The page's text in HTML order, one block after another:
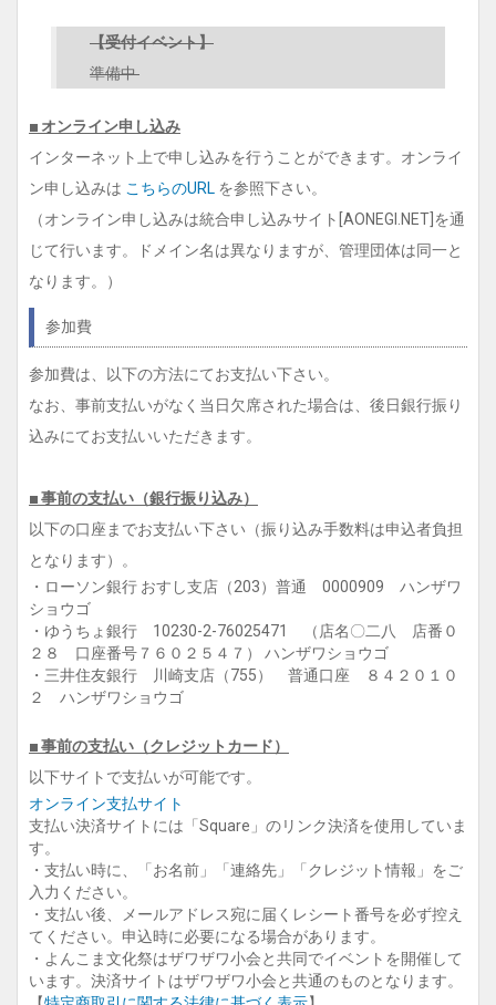
【受付イベント】
準備中
■ オンライン申し込み
インターネット上で申し込みを行うことができます。オンライ
ン申し込みは こちらのURL を参照下さい。
（オンライン申し込みは統合申し込みサイト[AONEGI.NET]を通
じて行います。ドメイン名は異なりますが、管理団体は同一と
なります。）
参加費
参加費は、以下の方法にてお支払い下さい。
なお、事前支払いがなく当日欠席された場合は、後日銀行振り
込みにてお支払いいただきます。
■ 事前の支払い（銀行振り込み）
以下の口座までお支払い下さい（振り込み手数料は申込者負担
となります）。
・ローソン銀行 おすし支店（203）普通 0000909 ハンザワ
ショウゴ
・ゆうちょ銀行 10230-2-76025471 （店名〇二八 店番０
２８ 口座番号７６０２５４７） ハンザワショウゴ
・三井住友銀行 川崎支店（755） 普通口座 ８４２０１０
２ ハンザワショウゴ
■ 事前の支払い（クレジットカード）
以下サイトで支払いが可能です。
オンライン支払サイト
支払い決済サイトには「Square」のリンク決済を使用していま
す。
・支払い時に、「お名前」「連絡先」「クレジット情報」をご
入力ください。
・支払い後、メールアドレス宛に届くレシート番号を必ず控え
てください。申込時に必要になる場合があります。
・よんこま文化祭はザワザワ小会と共同でイベントを開催して
います。決済サイトはザワザワ小会と共通のものとなります。